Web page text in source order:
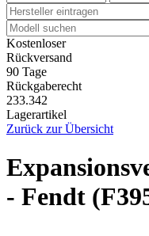
Kostenloser
Rückversand
90 Tage
Rückgaberecht
233.342
Lagerartikel
Zurück zur Übersicht
- Fendt